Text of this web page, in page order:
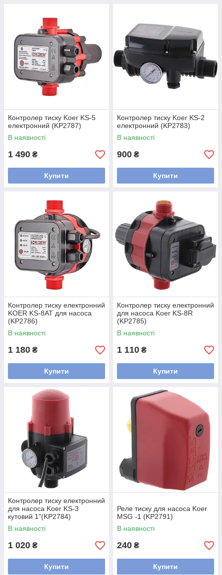
Контролер тиску Koer KS-5
електронний (KP2787)
В наявності
1 490 ₴
Купити
Контролер тиску Koer KS-2
електронний (KP2783)
В наявності
900 ₴
Купити
Контролер тиску електронний
KOER KS-8AT для насоса
(KP2786)
В наявності
1 180 ₴
Купити
Контролер тиску електронний
для насоса Koer KS-8R
(KP2785)
В наявності
1 110 ₴
Купити
Контролер тиску електронний
для насоса Koer KS-3
кутовий 1"(KP2784)
В наявності
1 020 ₴
Купити
Реле тиску для насоса Koer
MSG -1 (KP2791)
В наявності
240 ₴
Купити